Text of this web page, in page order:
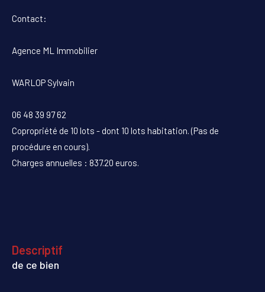
Contact:
Agence ML Immobilier
WARLOP Sylvain
06 48 39 97 62
Copropriété de 10 lots - dont 10 lots habitation. (Pas de
procédure en cours).
Charges annuelles : 837.20 euros.
descriptif
de ce bien